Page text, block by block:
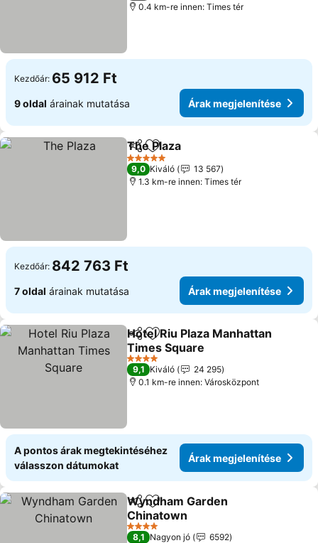
0.4 km-re innen: Times tér
Kezdőár: 65 912 Ft
9 oldal árainak mutatása Árak megjelenítése
Megosztás
Hozzáadás a kedvencekhez
The Plaza
5 Kategória
9,0 Kiváló
13 567
1.3 km-re innen: Times tér
Kezdőár: 842 763 Ft
7 oldal árainak mutatása Árak megjelenítése
MegosztásHozzáadás a kedvencekhez
Hotel Riu Plaza Manhattan
Times Square
Árak megjelenítése
4 Kategória
9,1 Kiváló
24 295
0.1 km-re innen: Városközpont
A pontos árak megtekintéséhez
válasszon dátumokat
Árak megjelenítése
Megosztás
Hozzáadás a kedvencekhez
Wyndham Garden
Chinatown
Árak megjelenítése
4 Kategória
8,1 Nagyon jó
6592